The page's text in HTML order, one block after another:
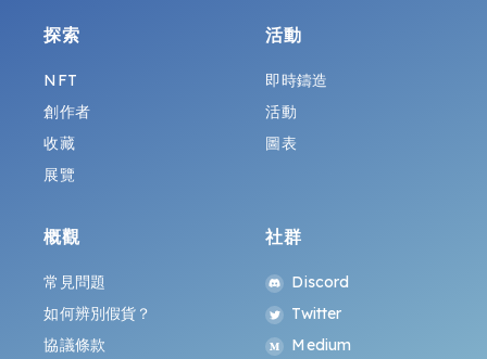
探索
NFT
創作者
收藏
展覽
活動
即時鑄造
活動
圖表
概觀
常見問題
如何辨別假貨？
協議條款
社群
Discord
Twitter
Medium